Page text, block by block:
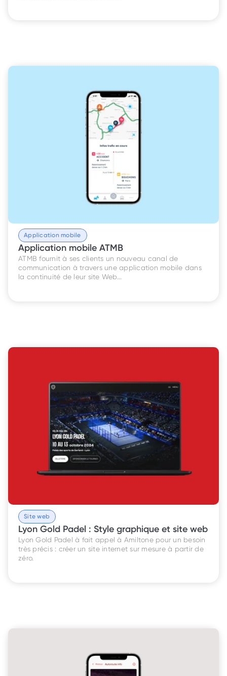
Application mobile
Application mobile ATMB
ATMB fournit à ses clients un nouveau canal de
communication à travers une application mobile dans
la continuité de leur site Web...
Site web
Lyon Gold Padel : Style graphique et site web
Lyon Gold Padel à fait appel à Amiltone pour un besoin
très précis : créer un site internet sur mesure à partir de
zéro.